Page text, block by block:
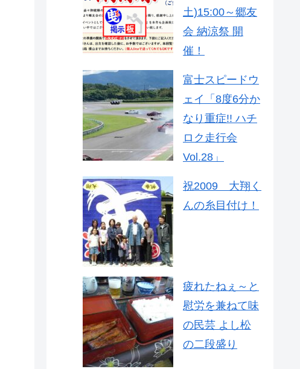
土)15:00～郷友
会 納涼祭 開
催！
富士スピードウ
ェイ「8度6分か
なり重症!! ハチ
ロク走行会
Vol.28」
祝2009 大翔く
んの糸目付け！
疲れたねぇ～と
慰労を兼ねて味
の民芸 よし松
の二段盛り